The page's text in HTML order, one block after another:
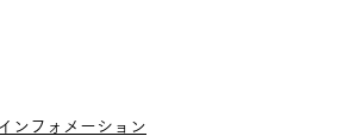
インフォメーション